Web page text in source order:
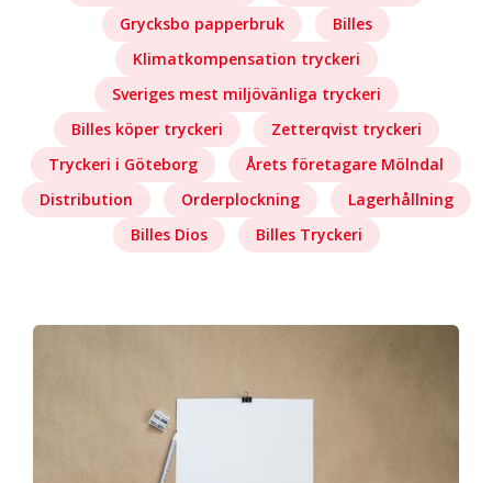
Grycksbo papperbruk
Billes
Klimatkompensation tryckeri
Sveriges mest miljövänliga tryckeri
Billes köper tryckeri
Zetterqvist tryckeri
Tryckeri i Göteborg
Årets företagare Mölndal
Distribution
Orderplockning
Lagerhållning
Billes Dios
Billes Tryckeri